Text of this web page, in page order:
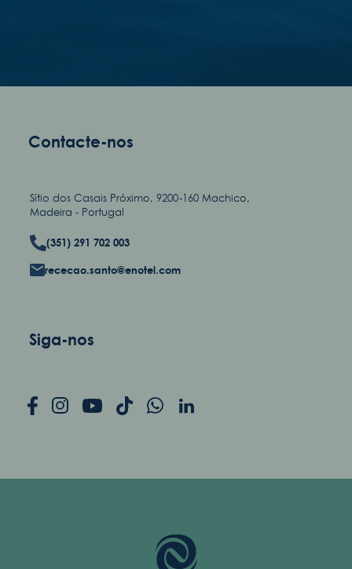
Contacte-nos
Sítio dos Casais Próximo, 9200-160 Machico,
Madeira - Portugal
(351) 291 702 003
rececao.santo@enotel.com
Siga-nos